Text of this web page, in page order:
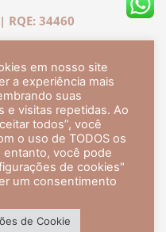
RQE: 34460
pela UFRJ.
pela UFRJ, tendo
em 2007.
de Dermatologia,
+
em nosso site
a experiência mais
suas
e visitas repetidas. Ao
todos”, você
o uso de TODOS os
entanto, você pode
de cookies"
um consentimento
de Cookie